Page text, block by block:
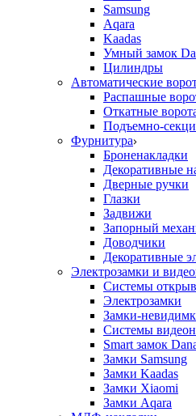
Samsung
Aqara
Kaadas
Умный замок
Цилиндры
Автоматические
Распашные
Откатные
Подъемно-
Фурнитура
Броненакладки
Декоративные
Дверные ручки
Глазки
Задвижи
Запорный
Доводчики
Декоративные
Электрозамки и
Системы
Электрозамки
Замки-
Системы
Smart замок
Замки Samsung
Замки Kaadas
Замки Xiaomi
Замки Aqara